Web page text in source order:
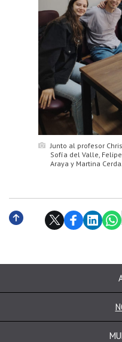
Junto al profesor
Sofía del Valle,
Araya y Martina Cerda.